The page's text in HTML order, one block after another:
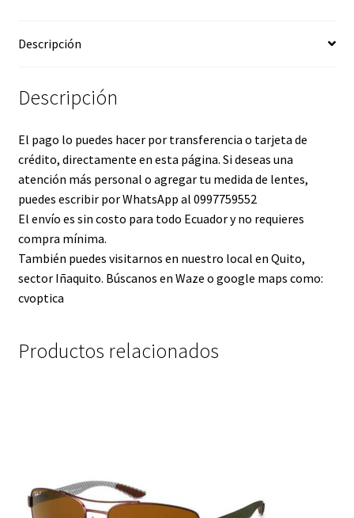
Descripción
Descripción
El pago lo puedes hacer por transferencia o tarjeta de
crédito, directamente en esta página. Si deseas una
atención más personal o agregar tu medida de lentes,
puedes escribir por WhatsApp al 0997759552
El envío es sin costo para todo Ecuador y no requieres
compra mínima.
También puedes visitarnos en nuestro local en Quito,
sector Iñaquito. Búscanos en Waze o google maps como:
cvoptica
Productos relacionados